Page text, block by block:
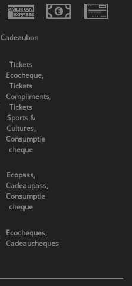
Cadeaubon
Tickets
Ecocheque,
Tickets
Compliments,
Tickets
Sports &
Cultures,
Consumptie
cheque
Ecopass,
Cadeaupass,
Consumptie
cheque
Ecocheques,
Cadeaucheques